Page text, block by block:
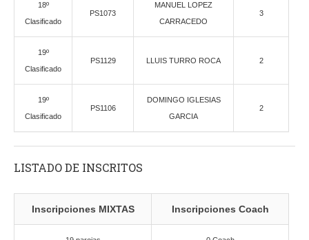
18º
Clasificado
PS1073
MANUEL LOPEZ
CARRACEDO
3
19º
Clasificado
PS1129 LLUIS TURRO ROCA 2
19º
Clasificado
PS1106
DOMINGO IGLESIAS
GARCIA
2
LISTADO DE INSCRITOS
Inscripciones MIXTAS Inscripciones Coach